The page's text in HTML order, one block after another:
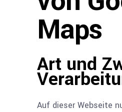
Maps
Art und
Auf dieser Webseite